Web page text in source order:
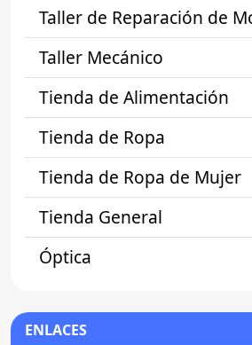
Taller de Reparación de
Taller Mecánico
Tienda de Alimentación
Tienda de Ropa
Tienda de Ropa de Mujer
Tienda General
Óptica
ENLACES